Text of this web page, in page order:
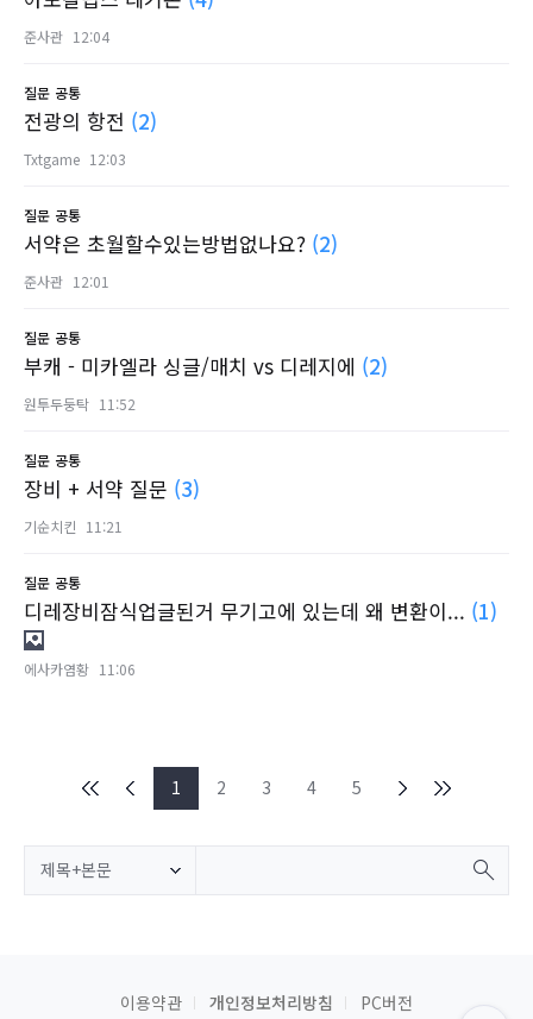
준사관 12:04
질문 공통
전광의 항전 (2)
Txtgame 12:03
질문 공통
서약은 초월할수있는방법없나요? (2)
준사관 12:01
질문 공통
부캐 - 미카엘라 싱글/매치 vs 디레지에 (2)
원투두둥탁 11:52
질문 공통
장비 + 서약 질문 (3)
기순치킨 11:21
질문 공통
디레장비잠식업글된거 무기고에 있는데 왜 변환이... (1)
에사카염황 11:06
1 2 3 4 5
제목+본문
이용약관 개인정보처리방침 PC버전